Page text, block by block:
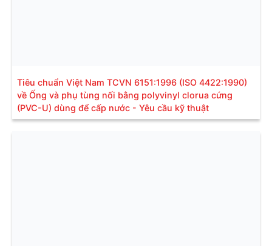
Tiêu chuẩn Việt Nam TCVN 6151:1996 (ISO 4422:1990)
về Ống và phụ tùng nối bằng polyvinyl clorua cứng
(PVC-U) dùng để cấp nước - Yêu cầu kỹ thuật